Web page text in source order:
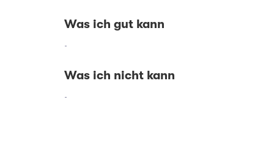
Was ich gut kann
-
Was ich nicht kann
-